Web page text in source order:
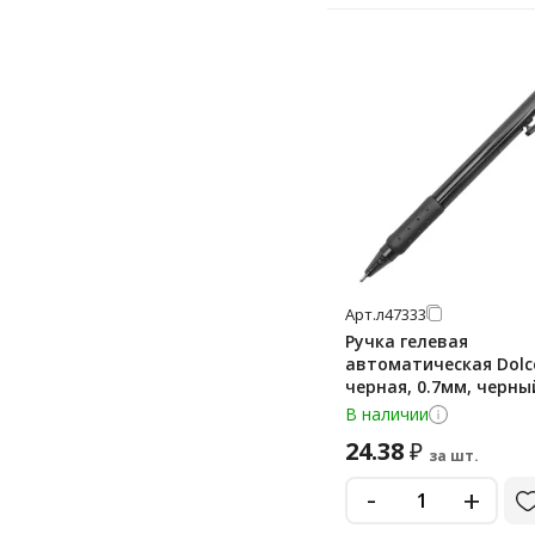
Арт.л47333
Ручка гелевая
автоматическая
черная, 0.7мм,
корпус
В наличии
24.38₽ за шт.
- +